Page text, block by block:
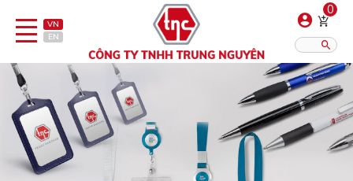
VN
EN
0
Danh sách sản phẩm
Bút
Hiển thị?: